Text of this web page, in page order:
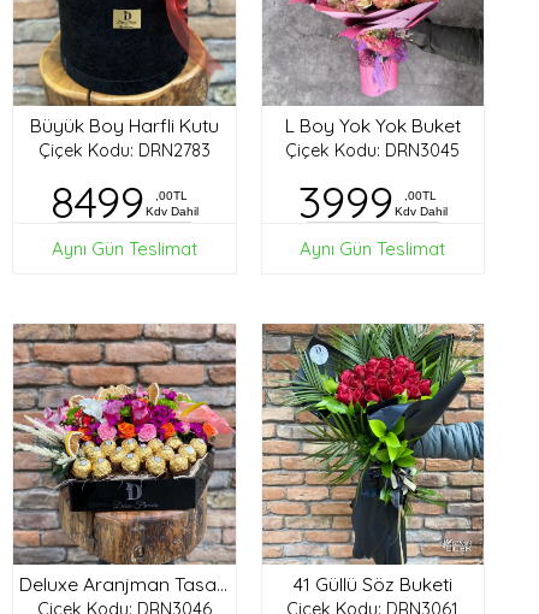
Büyük Boy Harfli Kutu
Çiçek Kodu: DRN2783
8499
,00TL
Kdv Dahil
Aynı Gün Teslimat
L Boy Yok Yok Buket
Çiçek Kodu: DRN3045
3999
,00TL
Kdv Dahil
Aynı Gün Teslimat
Deluxe Aranjman Tasarım
Çiçek Kodu: DRN3046
41 Güllü Söz Buketi
Çiçek Kodu: DRN3061